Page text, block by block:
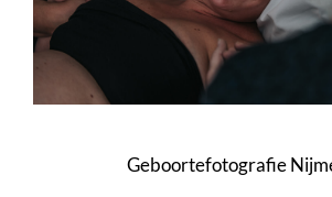
Geboortefotografie